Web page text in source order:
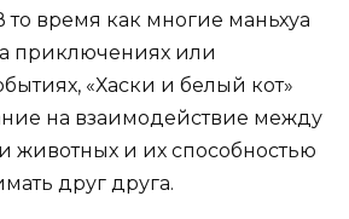
то время как многие маньхуа
приключениях или
«Хаски и белый кот»
на взаимодействие между
животных и их способностью
друг друга.